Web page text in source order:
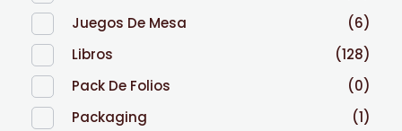
Juegos De Mesa
(6)
Libros
(128)
Pack De Folios
(0)
Packaging
(1)